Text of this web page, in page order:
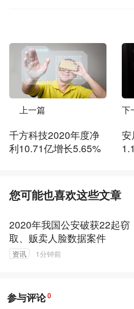
上一篇
千方科技2020年度净
利10.71亿增长5.65%
下
安
您可能也喜欢这些文章
2020年我国公安破获22起窃
取、贩卖人脸数据案件
资讯 1分钟前
参与评论0